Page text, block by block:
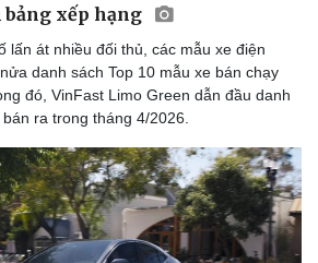
xếp hạng
lấn át nhiều đối thủ, các mẫu xe điện
danh sách Top 10 mẫu xe bán chạy
đó, VinFast Limo Green dẫn đầu danh
ra trong tháng 4/2026.